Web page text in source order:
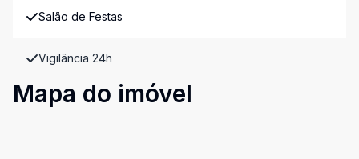
Salão de Festas
Vigilância 24h
Mapa do imóvel